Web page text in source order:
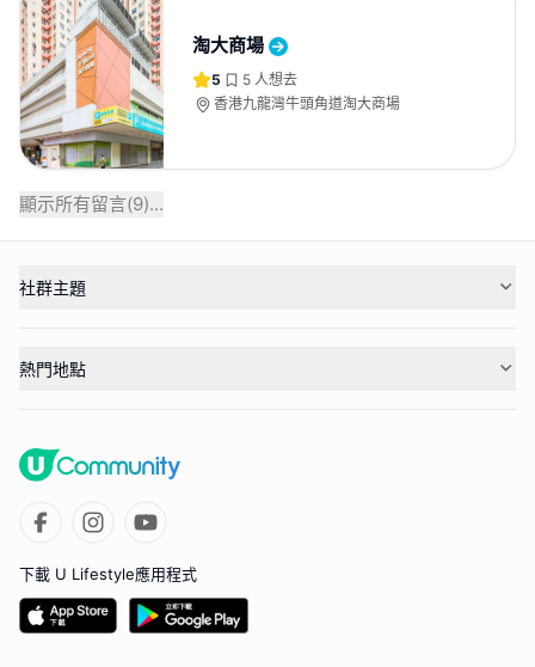
淘大商場
5 5 人想去
香港九龍灣牛頭角道淘大商場
顯示所有留言(9)...
社群主題
熱門地點
下載 U Lifestyle應用程式